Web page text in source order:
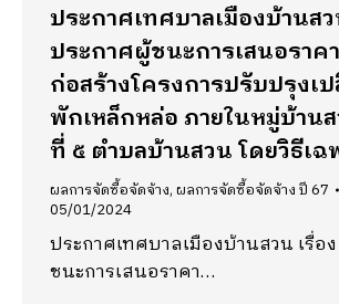
ประกาศเทศบาลเมืองบ้านสว
ประกาศผู้ชนะการเสนอราค
ก่อสร้างโครงการปรับปรุงเ
พักเหล็กหล่อ ภายในหมู่บ้าน
ที่ ๕ ตำบลบ้านสวน โดยวิธีเฉ
ผลการจัดซื้อจัดจ้าง,ผลการจัดซื้อจัดจ้าง ปี 67
05/01/2024
ประกาศเทศบาลเมืองบ้านสวน เรื่อ
ชนะการเสนอราคา…